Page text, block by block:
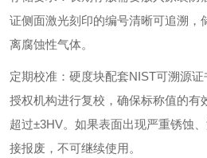
证侧面激光刻印的编号清晰可追溯，
离腐蚀性气体。
定期校准‌：硬度块配套NIST可溯源
授权机构进行复校‌，确保标称值的有
超过±3HV。如果表面出现严重锈蚀
接报废，不可继续使用。